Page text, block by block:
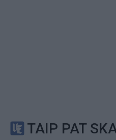
TAIP PAT